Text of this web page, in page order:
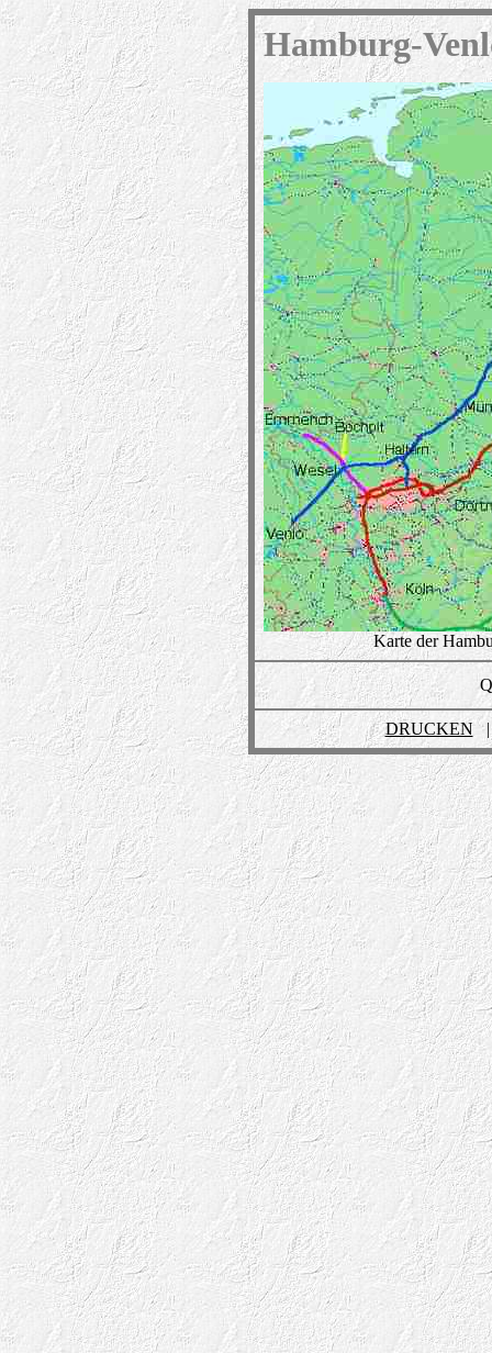
Hamburg-
Karte der
DRUCKEN